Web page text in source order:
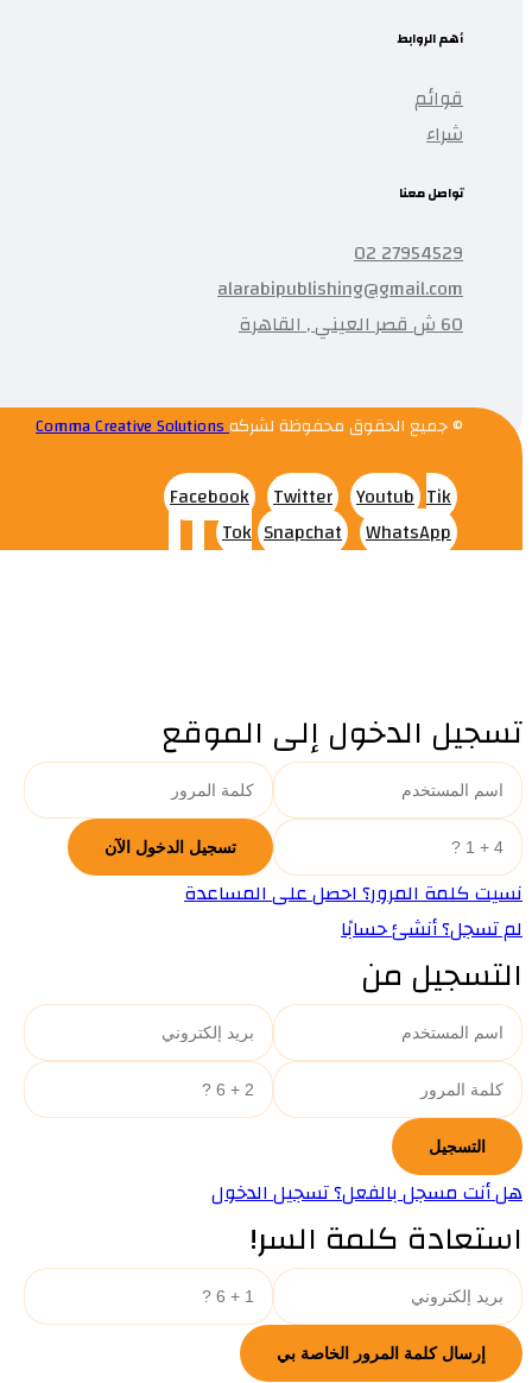
أهم الروابط
قوائم
شراء
تواصل معنا
27954529 02
alarabipublishing@gmail.com
60 ش قصر العيني , القاهرة
© جميع الحقوق محفوظة لشركهComma Creative Solutions
Facebook Twitter Youtub Tik
Tok Snapchat WhatsApp
تسجيل الدخول إلى الموقع
نسيت كلمة المرور؟ احصل على المساعدة
لم تسجل؟ أنشئ حسابًا
التسجيل من
هل أنت مسجل بالفعل؟ تسجيل الدخول
استعادة كلمة السر!